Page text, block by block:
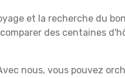
et la recherche du
des centaines
nous, vous pouvez